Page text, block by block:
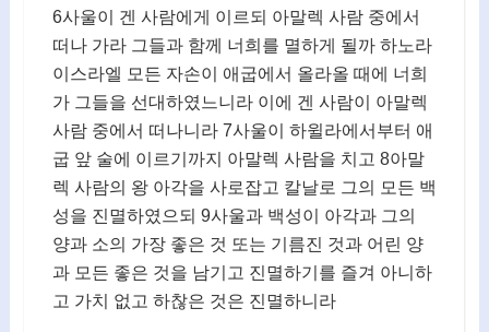
6사울이 겐 사람에게 이르되 아말렉 사람 중에서
떠나 가라 그들과 함께 너희를 멸하게 될까 하노라
이스라엘 모든 자손이 애굽에서 올라올 때에 너희
가 그들을 선대하였느니라 이에 겐 사람이 아말렉
사람 중에서 떠나니라 7사울이 하윌라에서부터 애
굽 앞 술에 이르기까지 아말렉 사람을 치고 8아말
렉 사람의 왕 아각을 사로잡고 칼날로 그의 모든 백
성을 진멸하였으되 9사울과 백성이 아각과 그의
양과 소의 가장 좋은 것 또는 기름진 것과 어린 양
과 모든 좋은 것을 남기고 진멸하기를 즐겨 아니하
고 가치 없고 하찮은 것은 진멸하니라